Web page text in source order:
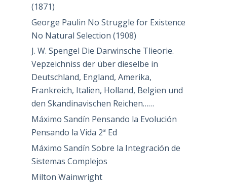
(1871)
George Paulin No Struggle for Existence
No Natural Selection (1908)
J. W. Spengel Die Darwinsche Tlieorie.
Vepzeichniss der über dieselbe in
Deutschland, England, Amerika,
Frankreich, Italien, Holland, Belgien und
den Skandinavischen Reichen……
Máximo Sandín Pensando la Evolución
Pensando la Vida 2ª Ed
Máximo Sandín Sobre la Integración de
Sistemas Complejos
Milton Wainwright